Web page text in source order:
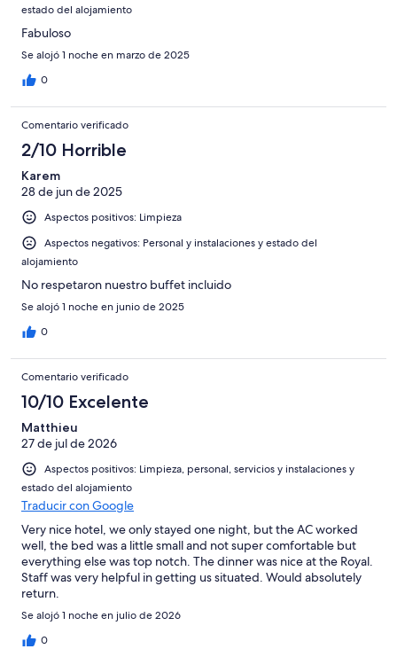
estado del alojamiento
Fabuloso
Se alojó 1 noche en marzo de 2025
0
Comentario verificado
2/10 Horrible
Karem
28 de jun de 2025
Aspectos positivos: Limpieza
Aspectos negativos: Personal y instalaciones y estado del
alojamiento
No respetaron nuestro buffet incluido
Se alojó 1 noche en junio de 2025
0
Comentario verificado
10/10 Excelente
Matthieu
27 de jul de 2026
Aspectos positivos: Limpieza, personal, servicios y instalaciones y
estado del alojamiento
Traducir con Google
Very nice hotel, we only stayed one night, but the AC worked
well, the bed was a little small and not super comfortable but
everything else was top notch. The dinner was nice at the Royal.
Staff was very helpful in getting us situated. Would absolutely
return.
Se alojó 1 noche en julio de 2026
0